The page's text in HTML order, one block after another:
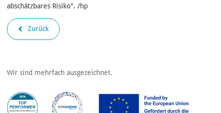
abschätzbares Risiko". /hp
Zurück
Wir sind mehrfach ausgezeichnet.